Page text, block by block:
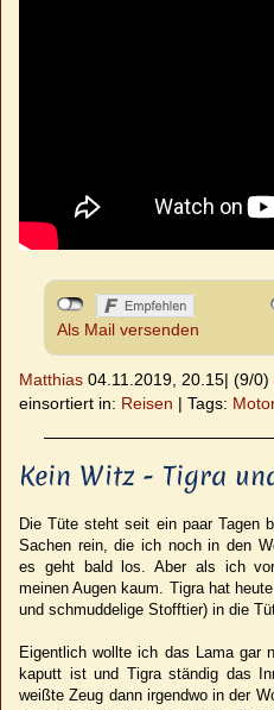
Als Mail versenden
Matthias 04.11.2019, 20.15| (9/0)
einsortiert in: Reisen | Tags:
Kein Witz - Tigra
Die Tüte steht seit ein paar Tagen
Sachen rein, die ich noch in den
es geht bald los. Aber als ich
meinen Augen kaum. Tigra hat
und schmuddelige Stofftier) in die
Eigentlich wollte ich das Lama gar
kaputt ist und Tigra ständig das
weißte Zeug dann irgendwo in der